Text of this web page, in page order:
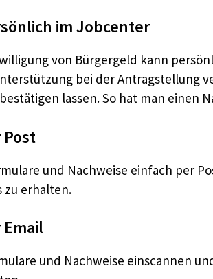
im Jobcenter
von Bürgergeld kann
bei der Antragstellung
lassen. So hat man einen
und Nachweise einfach per
zu erhalten.
und Nachweise einscannen